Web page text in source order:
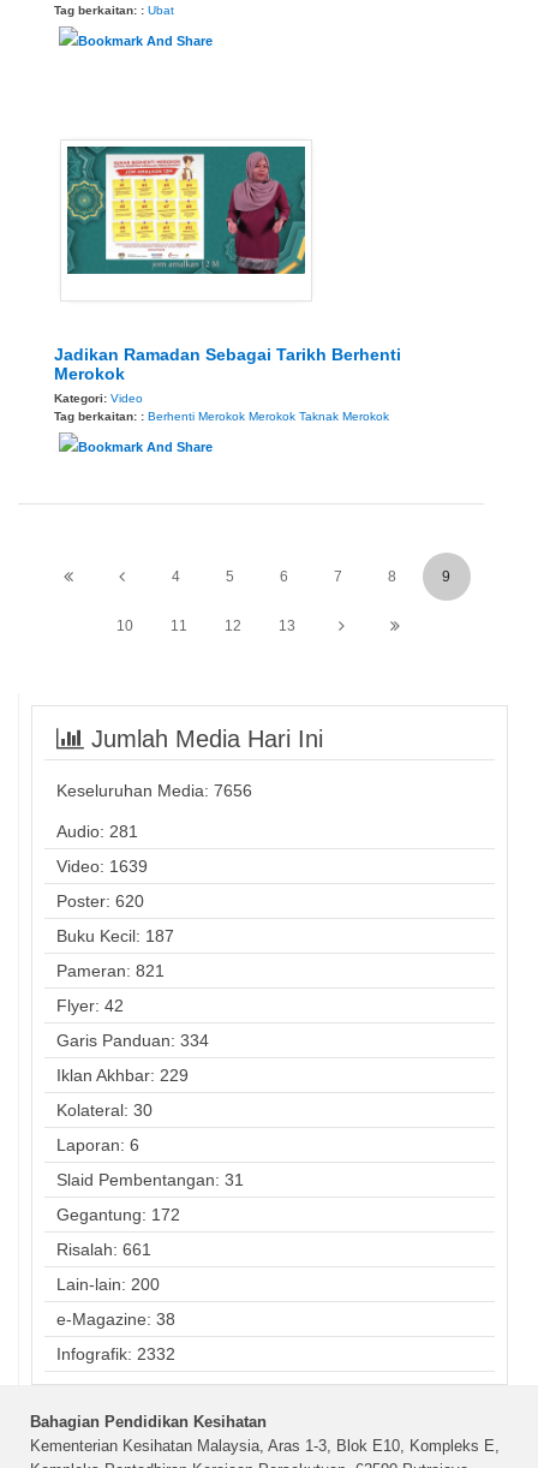
Tag berkaitan: : Ubat
Jadikan Ramadan Sebagai Tarikh Berhenti
Merokok
Kategori: Video
Tag berkaitan: : Berhenti Merokok Merokok Taknak Merokok
4 5 6 7 8 9
10 11 12 13
Jumlah Media Hari Ini
Keseluruhan Media: 7656
Audio: 281
Video: 1639
Poster: 620
Buku Kecil: 187
Pameran: 821
Flyer: 42
Garis Panduan: 334
Iklan Akhbar: 229
Kolateral: 30
Laporan: 6
Slaid Pembentangan: 31
Gegantung: 172
Risalah: 661
Lain-lain: 200
e-Magazine: 38
Infografik: 2332
Bahagian Pendidikan Kesihatan
Kementerian Kesihatan Malaysia, Aras 1-3, Blok E10, Kompleks E,